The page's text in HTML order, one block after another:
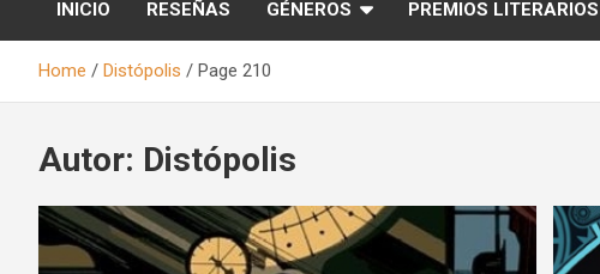
INICIO RESEÑAS GÉNEROS PREMIOS LITERARIOS
Home Distópolis Page 210
Autor: Distópolis